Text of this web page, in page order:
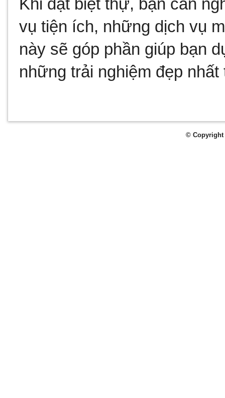
vụ tiện ích, những dịch vụ
này sẽ góp phần giúp bạn
những trải nghiệm đẹp nhất
© Copyright